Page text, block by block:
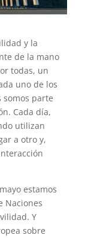
y la
de la mano
todas, un
uno de los
somos parte
Cada día,
utilizan
a otro y,
estamos
Naciones
Y
sobre